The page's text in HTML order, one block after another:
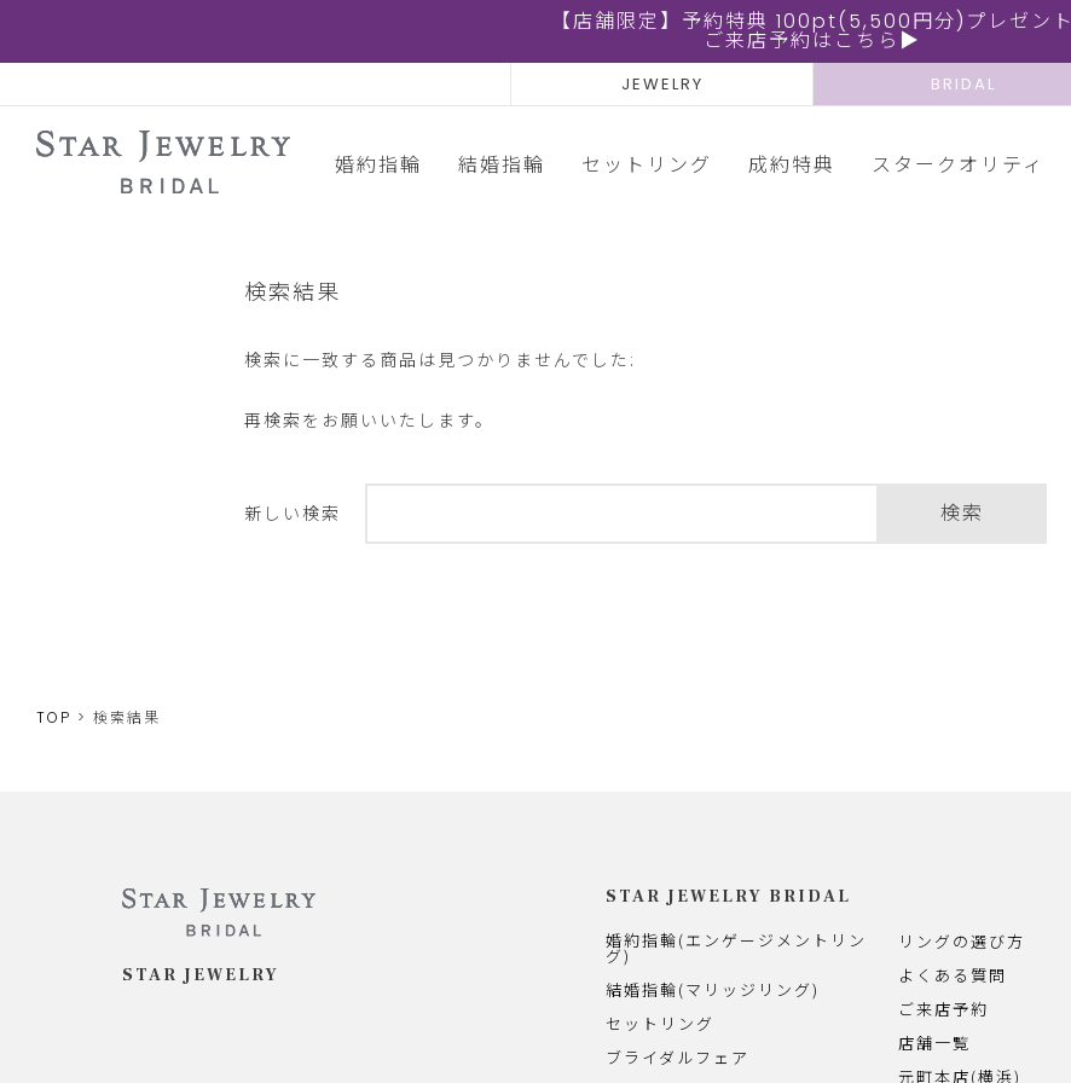
【店舗限定】予約特典 100pt(5,500円分)プレゼント
ご来店予約はこちら▶
JEWELRY BRIDAL
婚約指輪 結婚指輪 セットリング 成約特典 スタークオリティ
検索結果
検索に一致する商品は見つかりませんでした:
再検索をお願いいたします。
新しい検索 検索
TOP 検索結果
STAR JEWELRY
STAR JEWELRY BRIDAL
婚約指輪(エンゲージメントリン
グ)
結婚指輪(マリッジリング)
セットリング
ブライダルフェア
リングの選び方
よくある質問
ご来店予約
店舗一覧
元町本店(横浜)